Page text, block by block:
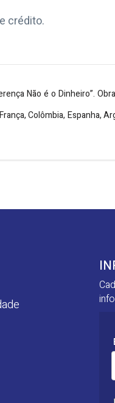
crédito.
Não é o Dinheiro”.
Colômbia, Espanha,